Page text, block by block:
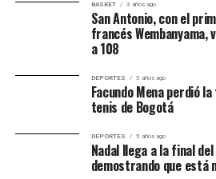
Síntesis
Argentino dio un paso enorme
quedó a un triunfo de asegurar la
partido cerrado, de bajo goleo y
Turco venció61-53en el Fortín de
la serie2-1a su favor.
Franco Balbi volvió a ser el líder
BASKET 3 años ago
San Antonio, con el
francés
a 108
DEPORTES 5 años ago
Facundo Mena perdió
tenis de Bogotá
DEPORTES 5 años ago
Nadal llega a la final
demostrando que está